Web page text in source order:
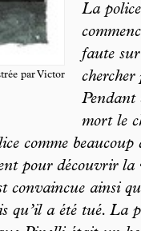
par Victor
La
faute
chercher
Pendant
mort le
comme beaucoup
pour découvrir
convaincue ainsi
qu’il a été tué. La